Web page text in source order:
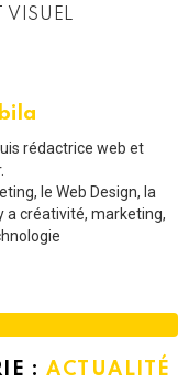
VISUEL
rédactrice web et
le Web Design, la
a créativité, marketing,
: ACTUALITÉ